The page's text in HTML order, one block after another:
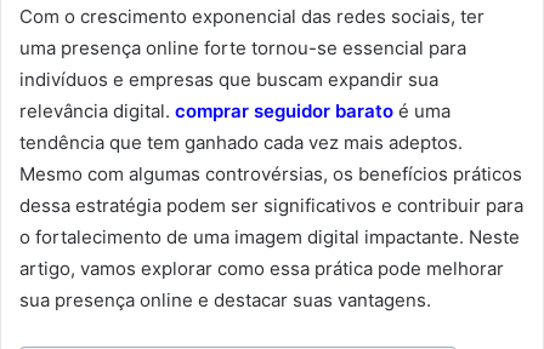
Com o crescimento exponencial das redes sociais, ter
uma presença online forte tornou-se essencial para
indivíduos e empresas que buscam expandir sua
relevância digital. comprar seguidor barato é uma
tendência que tem ganhado cada vez mais adeptos.
Mesmo com algumas controvérsias, os benefícios práticos
dessa estratégia podem ser significativos e contribuir para
o fortalecimento de uma imagem digital impactante. Neste
artigo, vamos explorar como essa prática pode melhorar
sua presença online e destacar suas vantagens.